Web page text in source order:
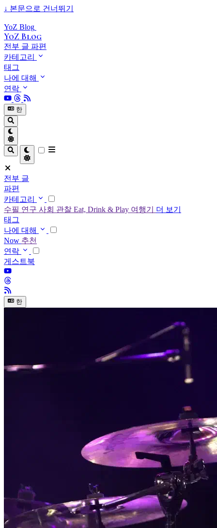
↓ 본문으로 건너뛰기
YoZ Blog
YoZ Blog
전부 글 파편
카테고리
태그
나에 대해
연락
한
전부 글
파편
카테고리
수필 연구 사회 관찰 Eat, Drink & Play 여행기 더 보기
태그
나에 대해
Now 추천
연락
게스트북
한